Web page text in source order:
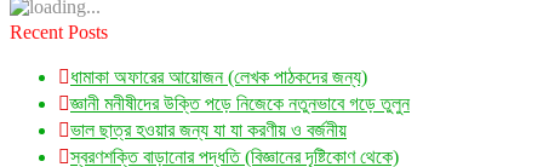
Recent Posts
ধামাকা অফারের আয়োজন (লেখক পাঠকদের জন্য)
জ্ঞানী মনীষীদের উক্তি পড়ে নিজেকে নতুনভাবে গড়ে তুলুন
ভাল ছাত্র হওয়ার জন্য যা যা করণীয় ও বর্জনীয়
স্বরণশক্তি বাড়ানোর পদ্ধতি (বিজ্ঞানের দৃষ্টিকোণ থেকে)